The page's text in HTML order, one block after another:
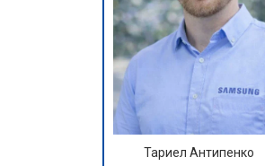
Тариел Антипенко